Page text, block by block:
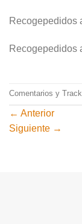
Recogepedidos
Recogepedidos
Comentarios y
← Anterior
Siguiente →